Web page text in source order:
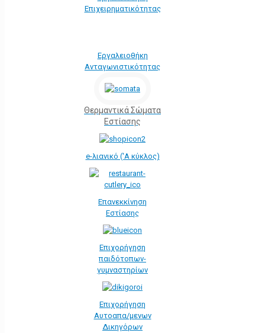
Eπιχειρηματικότητας
Εργαλειοθήκη
Ανταγωνιστικότητας
Θερμαντικά Σώματα
Εστίασης
e-λιανικό ('Α κύκλος)
Επανεκκίνηση
Εστίασης
Επιχορήγηση
παιδότοπων-
γυμναστηρίων
Επιχορήγηση
Αυτοαπα/μενων
Δικηγόρων